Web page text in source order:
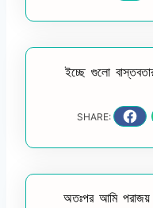
ইচ্ছে গুলো
SHARE:
অতঃপর আমি পরাজয়